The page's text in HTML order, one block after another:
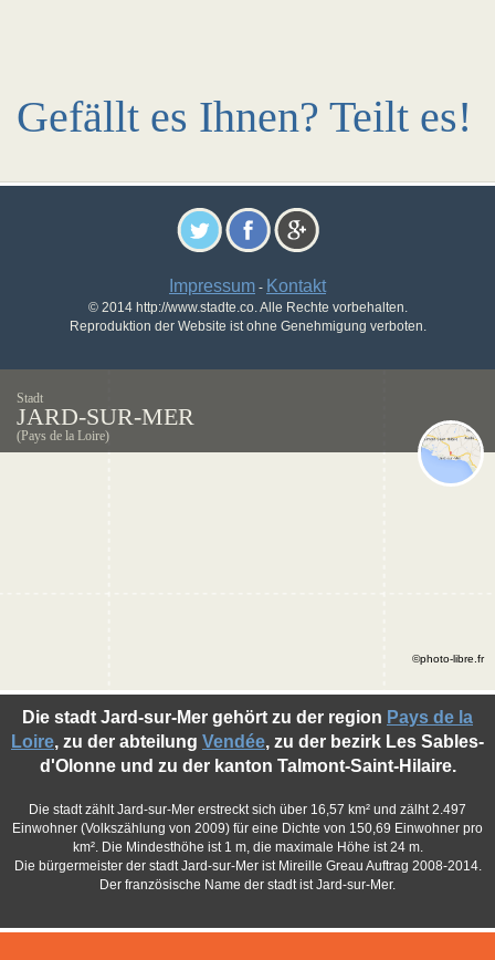
Gefällt es Ihnen? Teilt es!
Impressum - Kontakt
© 2014 http://www.stadte.co. Alle Rechte vorbehalten.
Reproduktion der Website ist ohne Genehmigung verboten.
Stadt
JARD-SUR-MER
(Pays de la Loire)
Die stadt Jard-sur-Mer gehört zu der region Pays de la
Loire, zu der abteilung Vendée, zu der bezirk Les Sables-
d'Olonne und zu der kanton Talmont-Saint-Hilaire.
Die stadt zählt Jard-sur-Mer erstreckt sich über 16,57 km² und zälht 2.497
Einwohner (Volkszählung von 2009) für eine Dichte von 150,69 Einwohner pro
km². Die Mindesthöhe ist 1 m, die maximale Höhe ist 24 m.
Die bürgermeister der stadt Jard-sur-Mer ist Mireille Greau Auftrag 2008-2014.
Der französische Name der stadt ist Jard-sur-Mer.
©photo-libre.fr